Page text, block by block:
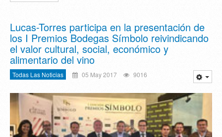
Lucas-Torres participa en la presentación de
los I Premios Bodegas Símbolo reivindicando
el valor cultural, social, económico y
alimentario del vino
Todas Las Noticias 05 May 2017 9016